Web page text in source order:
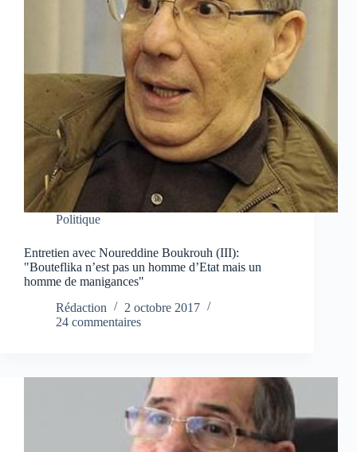
Politique
Entretien avec Noureddine Boukrouh (III):
"Bouteflika n’est pas un homme d’Etat mais un
homme de manigances"
Rédaction
2 octobre 2017
24 commentaires